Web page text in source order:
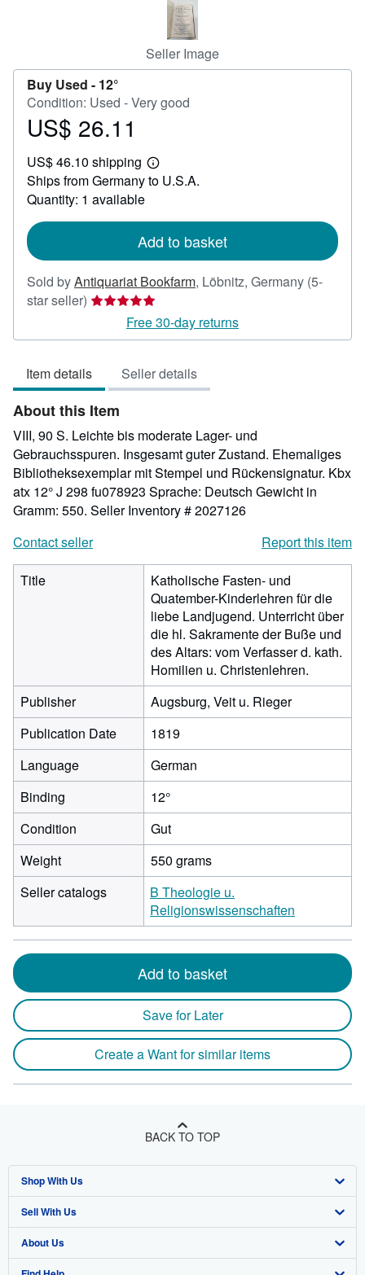
Seller Image
Buy Used - 12°
Condition: Used - Very good
Price
26.11
US$ 26.11
US$ 46.10 shipping
Learn
more
Ships from Germany to U.S.A.
Quantity: 1 available
Add to basket
Sold byAntiquariat Bookfarm, Löbnitz, Germany (5-
star seller) Seller
5
of
5
stars
Free 30-day returns
Item details Seller details
About this Item
VIII, 90 S. Leichte bis moderate Lager- und
Gebrauchsspuren. Insgesamt guter Zustand. Ehemaliges
Bibliotheksexemplar mit Stempel und Rückensignatur. Kbx
atx 12° J 298 fu078923 Sprache: Deutsch Gewicht in
Gramm: 550. Seller Inventory # 2027126
Contact seller
Report this item
Title
Katholische Fasten- und
Quatember-Kinderlehren für die
liebe Landjugend. Unterricht über
die hl. Sakramente der Buße und
des Altars: vom Verfasser d. kath.
Homilien u. Christenlehren.
Publisher
Augsburg, Veit u. Rieger
Publication Date
1819
Language
German
Binding
12°
Condition
Gut
Weight
550 grams
Seller catalogs
B Theologie u.
Religionswissenschaften
Add to basket
Save for Later
Create a Want for similar items
BACK TO TOP
Shop With Us
Advanced Search
Browse Collections
Sell With Us
Start Selling
About Us